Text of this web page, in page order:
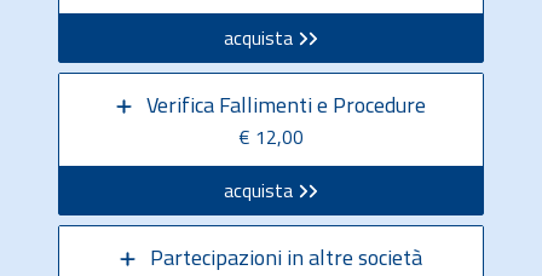
acquista
Verifica Fallimenti e Procedure
€ 12,00
acquista
Partecipazioni in altre società